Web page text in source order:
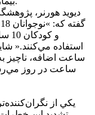
ديويد هورنر،
استفاده مي‌کنند.«
ساعت اضافه، ناچيز
ساعت در روز
يکي از